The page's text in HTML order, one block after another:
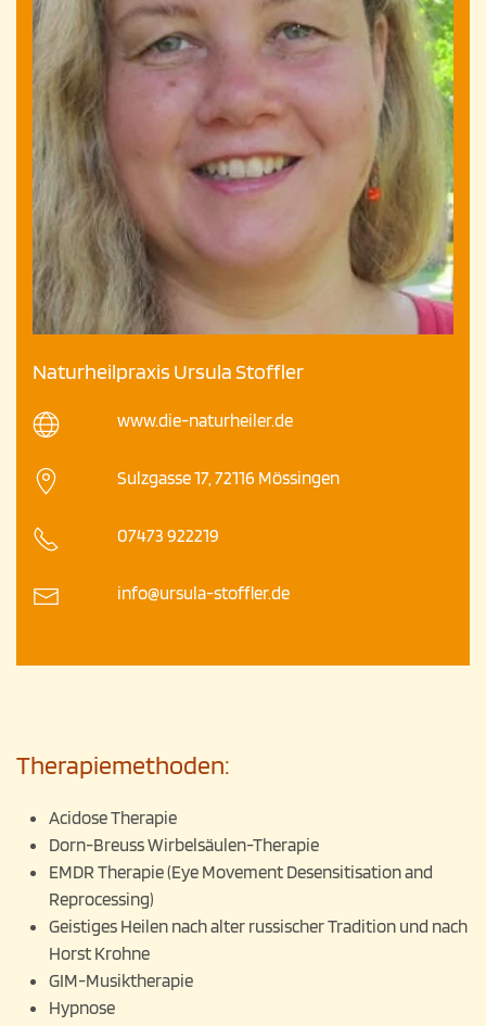
Therapiemethoden:
Acidose Therapie
Dorn-Breuss Wirbelsäulen-Therapie
EMDR Therapie (Eye Movement Desensitisation and
Reprocessing)
Geistiges Heilen nach alter russischer Tradition und nach
Horst Krohne
GIM-Musiktherapie
Hypnose
Naturheilpraxis Ursula Stoffler
www.die-naturheiler.de
Sulzgasse 17, 72116 Mössingen
07473 922219
info@ursula-stoffler.de